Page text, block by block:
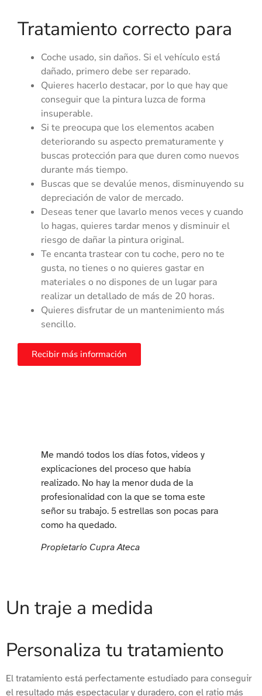
Tratamiento correcto para
Coche usado, sin daños. Si el vehículo está
dañado, primero debe ser reparado.
Quieres hacerlo destacar, por lo que hay que
conseguir que la pintura luzca de forma
insuperable.
Si te preocupa que los elementos acaben
deteriorando su aspecto prematuramente y
buscas protección para que duren como nuevos
durante más tiempo.
Buscas que se devalúe menos, disminuyendo su
depreciación de valor de mercado.
Deseas tener que lavarlo menos veces y cuando
lo hagas, quieres tardar menos y disminuir el
riesgo de dañar la pintura original.
Te encanta trastear con tu coche, pero no te
gusta, no tienes o no quieres gastar en
materiales o no dispones de un lugar para
realizar un detallado de más de 20 horas.
Quieres disfrutar de un mantenimiento más
sencillo.
Recibir más información
Me mandó todos los días fotos, videos y
explicaciones del proceso que había
realizado. No hay la menor duda de la
profesionalidad con la que se toma este
señor su trabajo. 5 estrellas son pocas para
como ha quedado.
Propietario Cupra Ateca
Un traje a medida
Personaliza tu tratamiento
El tratamiento está perfectamente estudiado para conseguir
el resultado más espectacular y duradero, con el ratio más